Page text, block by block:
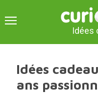
Idées
Idées
ans